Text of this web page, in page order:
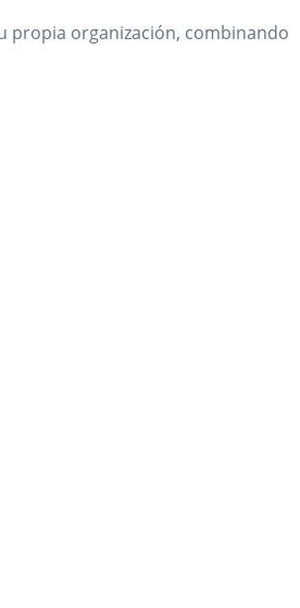
propia organización, combinando